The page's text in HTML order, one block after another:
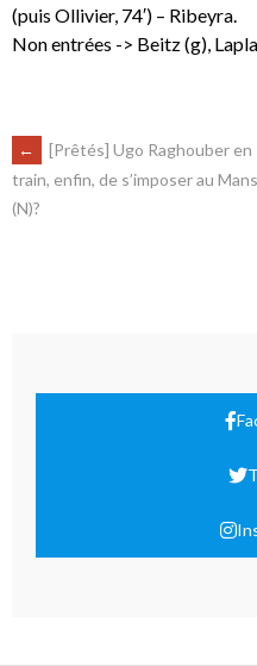
(puis Ollivier, 74′) – Ribeyra.
Non entrées -> Beitz (g),
←
[Prêtés] Ugo Raghouber en
train, enfin, de s’imposer au Mans
(N)?